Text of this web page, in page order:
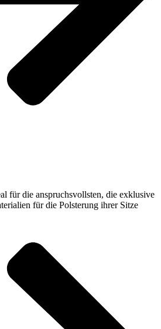
für die anspruchsvollsten, die exklusive
für die Polsterung ihrer Sitze